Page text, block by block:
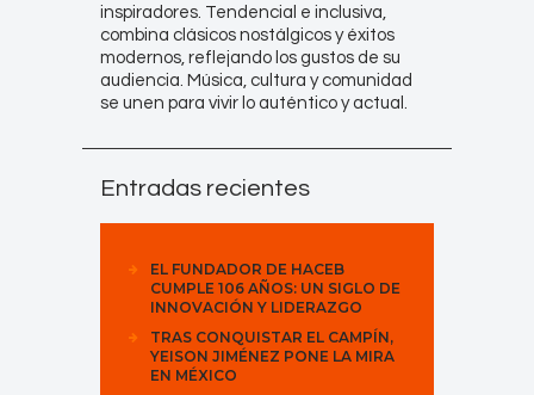
inspiradores. Tendencial e inclusiva,
combina clásicos nostálgicos y éxitos
modernos, reflejando los gustos de su
audiencia. Música, cultura y comunidad
se unen para vivir lo auténtico y actual.
Entradas recientes
EL FUNDADOR DE HACEB
CUMPLE 106 AÑOS: UN SIGLO DE
INNOVACIÓN Y LIDERAZGO
TRAS CONQUISTAR EL CAMPÍN,
YEISON JIMÉNEZ PONE LA MIRA
EN MÉXICO